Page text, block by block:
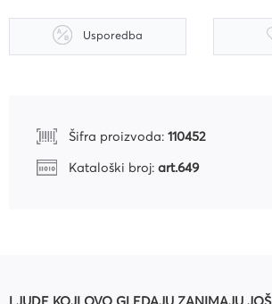
Usporedba
Šifra proizvoda: 110452
Kataloški broj: art.649